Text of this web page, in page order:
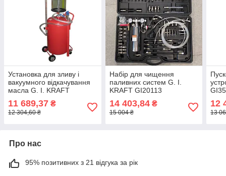
Установка для зливу і
вакуумного відкачування
масла G. I. KRAFT
B8010KVS 80 Л
11 689,37 ₴
12 304,60 ₴
Набір для чищення
паливних систем G. I.
KRAFT GI20113
14 403,84₴
15 004 ₴
12
13
Про нас
95% позитивних з 21 відгука за рік